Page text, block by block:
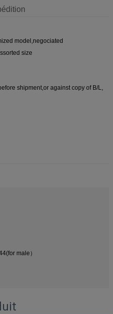
model,negociated
size
shipment,or against copy of B/L,
male）